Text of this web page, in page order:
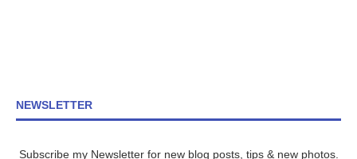
NEWSLETTER
Subscribe my Newsletter for new blog posts, tips & new photos.